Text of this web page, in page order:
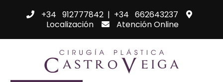
+34 912777842| +34 662643237
Localización
Atención Online